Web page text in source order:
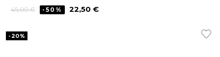
Precio
45,00 € -50% Precio
22,50 €
-20%